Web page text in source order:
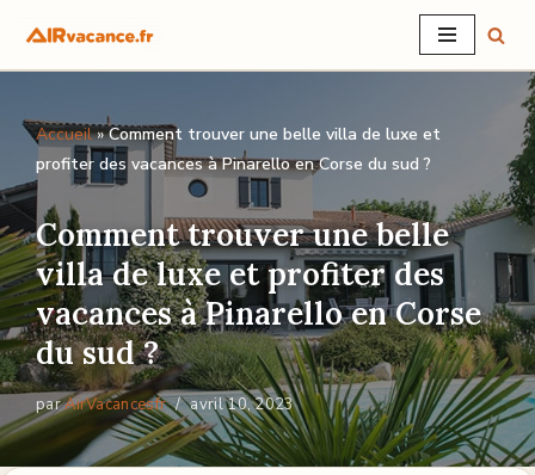
Aller
contenu
Accueil»Comment trouver une belle villa de luxe et
profiter des vacances à Pinarello en Corse du sud ?
Comment trouver une belle
villa de luxe et profiter des
vacances à Pinarello en Corse
du sud ?
parAirVacancesfr avril 10, 2023